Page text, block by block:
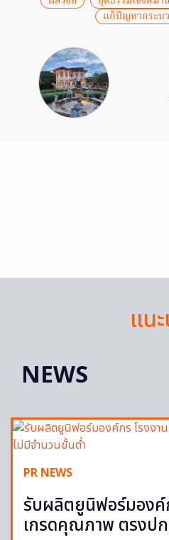
แก้ปัญหากระบ
แน
NEWS
PR NEWS
รับผลิตยูนิฟอร์มองค์
เกรดคุณภาพ ตรงป